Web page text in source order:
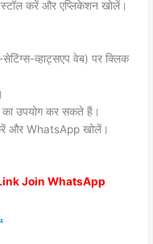
करें और एप्लिकेशन खोलें।
व्हाट्सएप वेब) पर क्लिक
उपयोग कर सकते हैं।
और WhatsApp खोलें।
Join WhatsApp